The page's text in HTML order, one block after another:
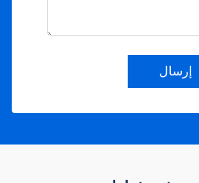
إرسال